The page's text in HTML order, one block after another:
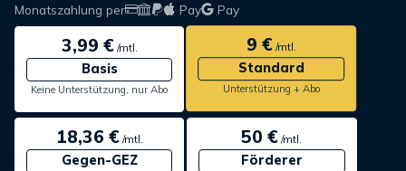
Monatszahlung per Pay Pay
3,99 €/mtl.
Basis
Keine Unterstützung, nur Abo
9 €/mtl.
Standard
Unterstützung + Abo
18,36 €/mtl.
Gegen-GEZ
50 € /mtl.
Förderer